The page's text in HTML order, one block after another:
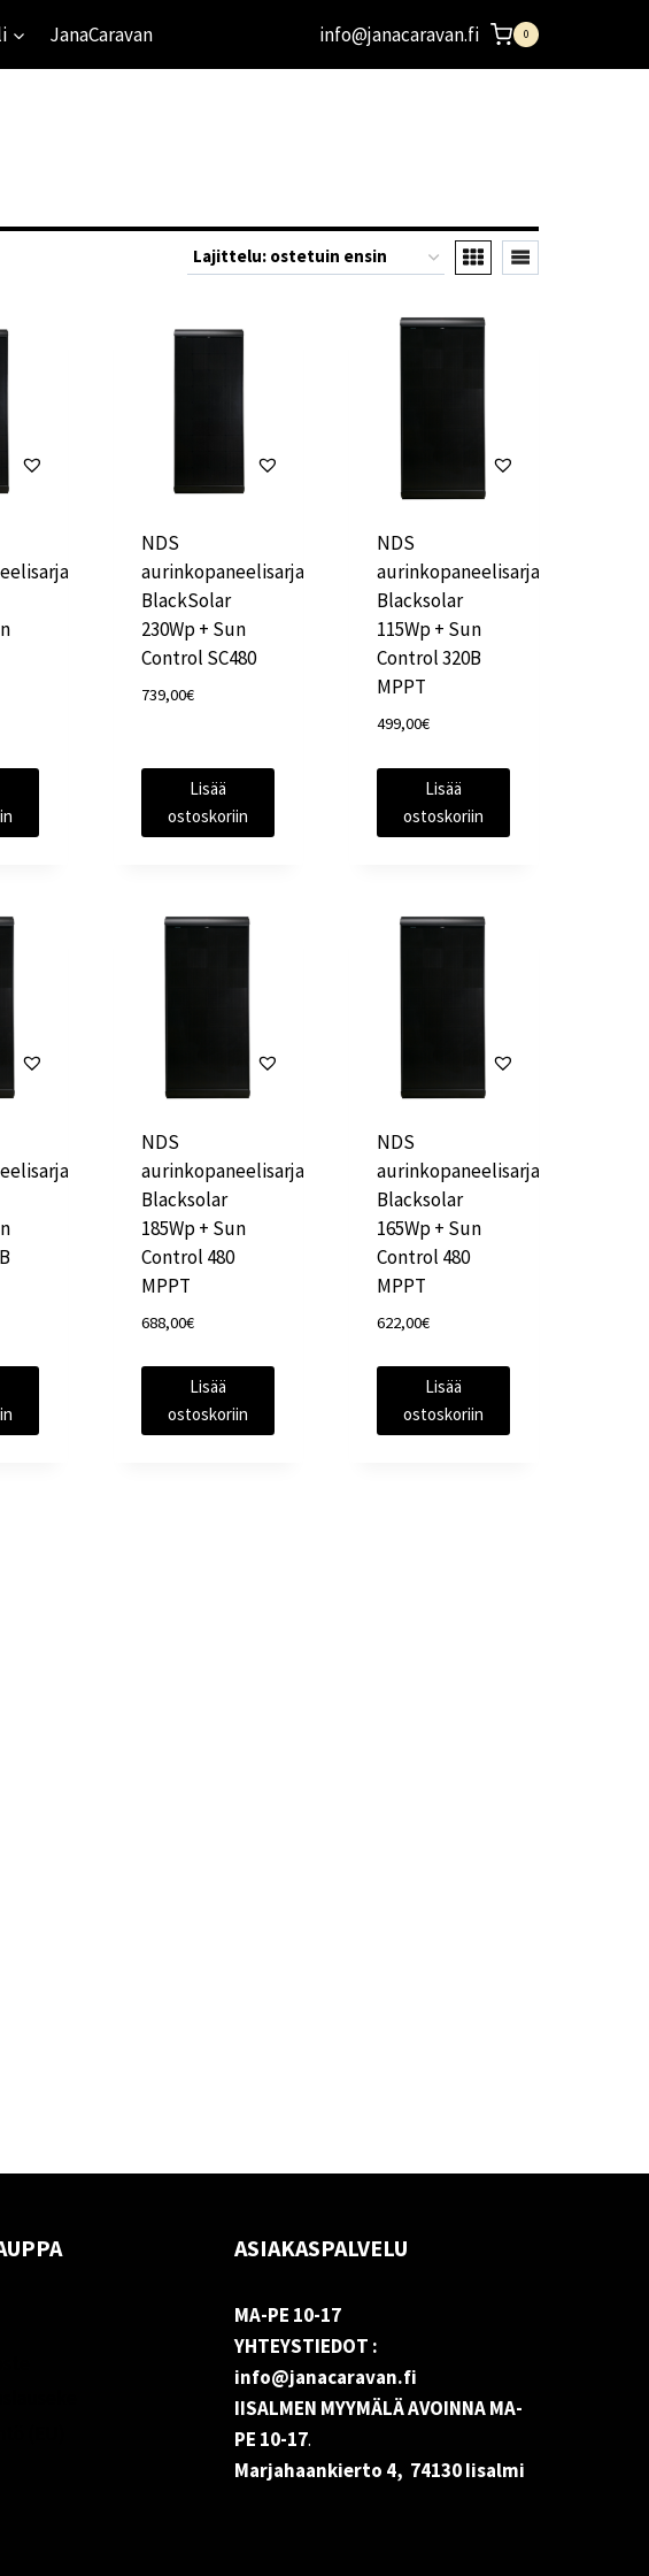
JanaCaravan info@janacaravan.fi 0
NDS
aurinkopaneelisarja
BlackSolar
230Wp + Sun
Control SC480
739,00€
Lisää
ostoskoriin
NDS
aurinkopaneelisarja
Blacksolar
115Wp + Sun
Control 320B
MPPT
499,00€
Lisää
ostoskoriin
NDS
aurinkopaneelisarja
Blacksolar
185Wp + Sun
Control 480
MPPT
688,00€
Lisää
ostoskoriin
NDS
aurinkopaneelisarja
Blacksolar
165Wp + Sun
Control 480
MPPT
622,00€
Lisää
ostoskoriin
ASIAKASPALVELU
MA-PE 10-17
YHTEYSTIEDOT :
info@janacaravan.fi
IISALMEN MYYMÄLÄ AVOINNA MA-
PE 10-17.
Marjahaankierto 4, 74130 Iisalmi